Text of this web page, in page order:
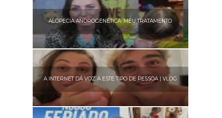
ALOPECIA ANDROGENÉTICA: MEU TRATAMENTO
A INTERNET DÁ VOZ A ESTE TIPO DE PESSOA | VLOG